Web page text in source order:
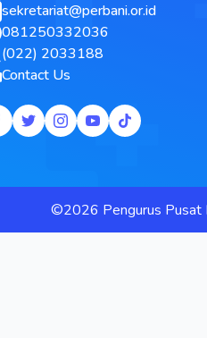
sekretariat@perbani.or.id
081250332036
(022) 2033188
Contact Us
©2026 Pengurus Pusat